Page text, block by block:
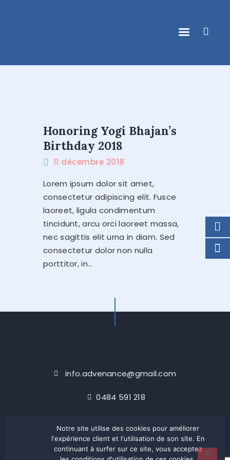
ACCOMPAGNEMENT
INDIVIDUEL
ACTIVITÉS DE GROUPE
CONTACT
AGENDA & NEWS
Honoring Yogi Bhajan’s
Birthday 2018
11 décembre 2018
Lorem ipsum dolor sit amet,
consectetur adipiscing elit. Fusce
laoreet, ligula condimentum
tincidunt, arcu orci laoreet massa,
nec sagittis elit urna in diam. Sed
consectetur dolor non nulla
porttitor, in…
info.advenance@gmail.com
0484 591 218
© 2021 Advenance – Site Créé par:A2Com.
En naviguant sur ce site, vous acceptez notre politique de
confidentialité.
Notre site utilise des cookies pour améliorer
l'expérience client et l'utilisation de son site. En
continuant à surfer sur ce site, vous acceptez